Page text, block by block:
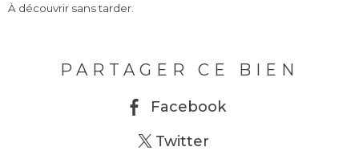
À découvrir sans tarder.
PARTAGER CE BIEN
Facebook
Twitter